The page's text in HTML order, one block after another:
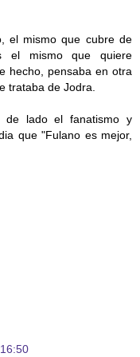
el mismo que cubre de
el mismo que quiere
hecho, pensaba en otra
trataba de Jodra.
de lado el fanatismo y
que "Fulano es mejor,